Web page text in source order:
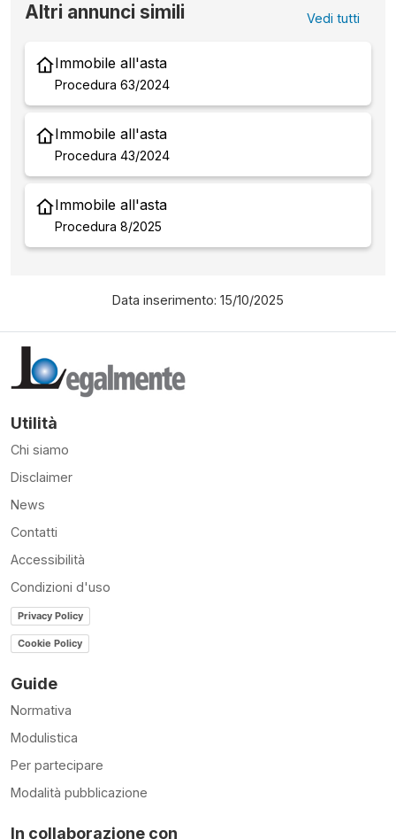
Altri annunci simili Vedi tutti
Immobile all'asta
Procedura 63/2024
Immobile all'asta
Procedura 43/2024
Immobile all'asta
Procedura 8/2025
Data inserimento: 15/10/2025
Utilità
Chi siamo
Disclaimer
News
Contatti
Accessibilità
Condizioni d'uso
Privacy Policy
Cookie Policy
Guide
Normativa
Modulistica
Per partecipare
Modalità pubblicazione
In collaborazione con